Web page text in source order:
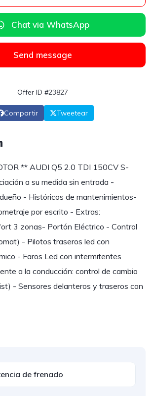
Chat via WhatsApp
Send message
Offer ID #23827
Compartir Tweetear
** AUDI Q5 2.0 TDI 150CV S-
a su medida sin entrada -
- Históricos de mantenimientos-
por escrito - Extras:
3 zonas- Portón Eléctrico - Control
- Pilotos traseros led con
- Faros Led con intermitentes
a la conducción: control de cambio
- Sensores delanteros y traseros con
de frenado